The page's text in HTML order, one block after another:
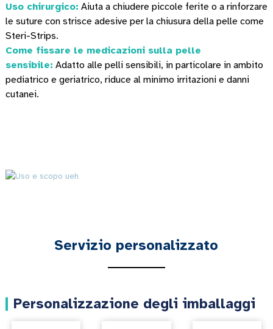
Uso chirurgico: Aiuta a chiudere piccole ferite o a rinforzare
le suture con strisce adesive per la chiusura della pelle come
Steri-Strips.
Come fissare le medicazioni sulla pelle
sensibile: Adatto alle pelli sensibili, in particolare in ambito
pediatrico e geriatrico, riduce al minimo irritazioni e danni
cutanei.
Servizio personalizzato
Personalizzazione degli imballaggi